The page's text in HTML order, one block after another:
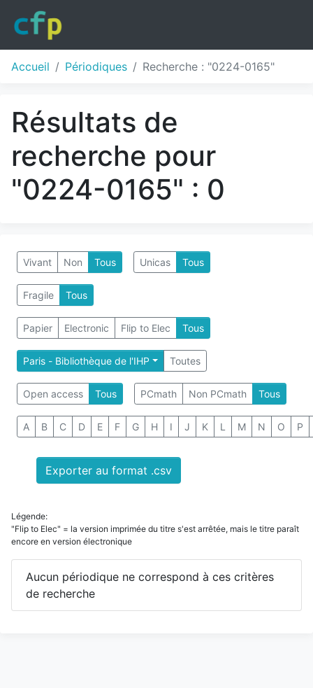
Accueil Périodiques Recherche : "0224-0165"
Résultats de
recherche pour
"0224-0165" : 0
Vivant Non Tous Unicas Tous
Fragile Tous
Papier Electronic Flip to Elec Tous
Paris - Bibliothèque de l'IHP Toutes
Open access Tous PCmath Non PCmath Tous
A B C D E F G H I J K L M N O P
Exporter au format .csv
Légende:
"Flip to Elec" = la version imprimée du titre s'est arrêtée, mais le titre paraît
encore en version électronique
Aucun périodique ne correspond à ces critères
de recherche